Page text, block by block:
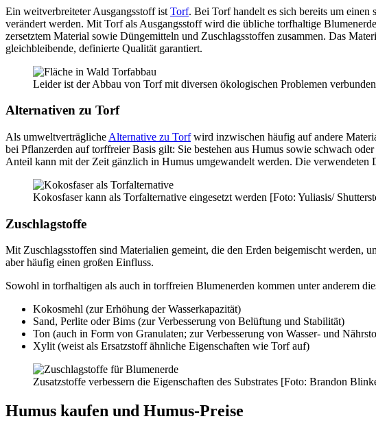
Ein weitverbreiteter Ausgangsstoff ist Torf. Bei Torf handelt es sich bereits um einen
verändert werden. Mit Torf als Ausgangsstoff wird die übliche torfhaltige
zersetztem Material sowie Düngemitteln und Zuschlagsstoffen zusammen. Das
gleichbleibende, definierte Qualität garantiert.
Leider ist der Abbau von Torf mit diversen ökologischen Problemen
Alternativen zu Torf
Als umweltverträgliche Alternative zu Torfwird inzwischen häufig auf andere
bei Pflanzerden auf torffreier Basis gilt: Sie bestehen aus Humus sowie schwach
Anteil kann mit der Zeit gänzlich in Humus umgewandelt werden. Die verwendeten
Kokosfaser kann als Torfalternative eingesetzt werden [Foto: Yuliasis/
Zuschlagstoffe
Mit Zuschlagsstoffen sind Materialien gemeint, die den Erden beigemischt werden,
aber häufig einen großen Einfluss.
Sowohl in torfhaltigen als auch in torffreien Blumenerden kommen unter anderem
Kokosmehl (zur Erhöhung der Wasserkapazität)
Sand, Perlite oder Bims (zur Verbesserung von Belüftung und Stabilität)
Ton (auch in Form von Granulaten; zur Verbesserung von Wasser- und
Xylit (weist als Ersatzstoff ähnliche Eigenschaften wie Torf auf)
Zusatzstoffe verbessern die Eigenschaften des Substrates [Foto: Brandon
Humus kaufen und Humus-Preise